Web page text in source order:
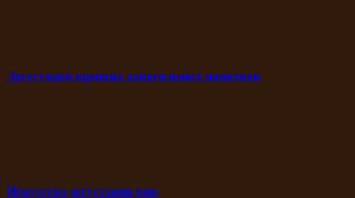
Дегустация крепких алкогольных напитков
Искусство дегустации вин